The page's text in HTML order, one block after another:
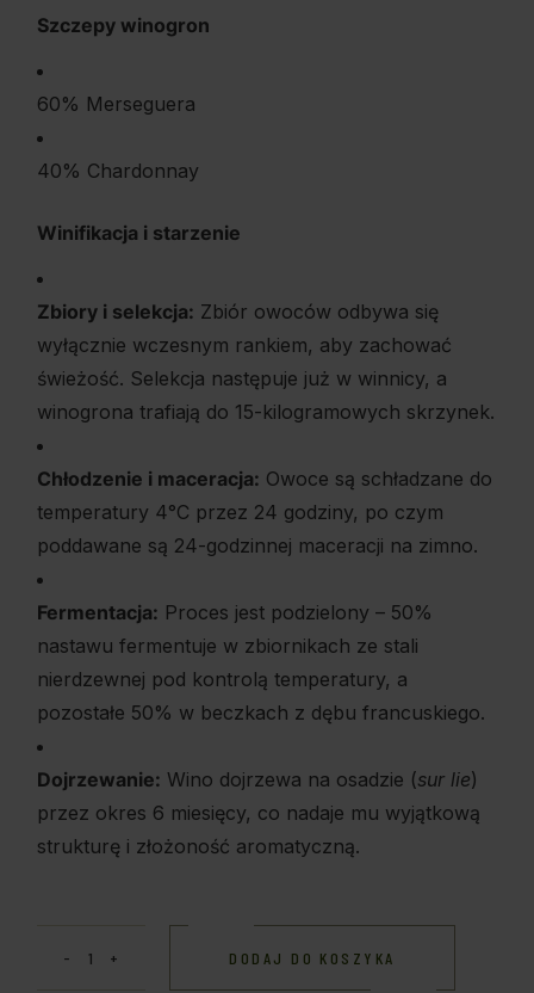
Szczepy winogron
60% Merseguera
40% Chardonnay
Winifikacja i starzenie
Zbiory i selekcja: Zbiór owoców odbywa się
wyłącznie wczesnym rankiem, aby zachować
świeżość. Selekcja następuje już w winnicy, a
winogrona trafiają do 15-kilogramowych skrzynek.
Chłodzenie i maceracja: Owoce są schładzane do
temperatury 4°C przez 24 godziny, po czym
poddawane są 24-godzinnej maceracji na zimno.
Fermentacja: Proces jest podzielony – 50%
nastawu fermentuje w zbiornikach ze stali
nierdzewnej pod kontrolą temperatury, a
pozostałe 50% w beczkach z dębu francuskiego.
Dojrzewanie: Wino dojrzewa na osadzie (sur lie)
przez okres 6 miesięcy, co nadaje mu wyjątkową
strukturę i złożoność aromatyczną.
DODAJ DO KOSZYKA